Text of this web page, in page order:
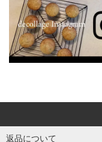
返品について